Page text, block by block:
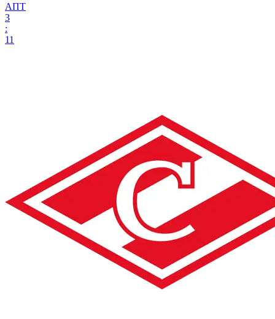
АПТ
3
:
11